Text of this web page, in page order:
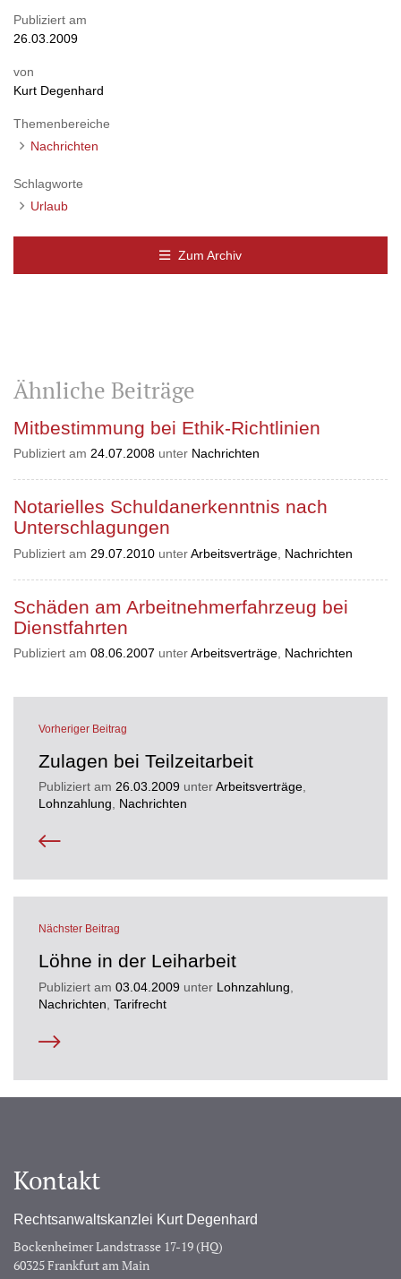
Publiziert am
26.03.2009
von
Kurt Degenhard
Themenbereiche
Nachrichten
Schlagworte
Urlaub
Zum Archiv
Ähnliche Beiträge
Mitbestimmung bei Ethik-Richtlinien
Publiziert am 24.07.2008 unter Nachrichten
Notarielles Schuldanerkenntnis nach
Unterschlagungen
Publiziert am 29.07.2010 unterArbeitsverträge Nachrichten
Schäden am Arbeitnehmerfahrzeug bei
Dienstfahrten
Publiziert am 08.06.2007 unterArbeitsverträge, Nachrichten
Vorheriger Beitrag
Zulagen bei Teilzeitarbeit
Publiziert am 26.03.2009 unterArbeitsverträge
Lohnzahlung
Nachrichten
Nächster Beitrag
Löhne in der Leiharbeit
Publiziert am 03.04.2009 unter Lohnzahlung
Nachrichten Tarifrecht
Kontakt
Rechtsanwaltskanzlei Kurt Degenhard
Bockenheimer Landstrasse 17-19 (HQ)
60325 Frankfurt am Main